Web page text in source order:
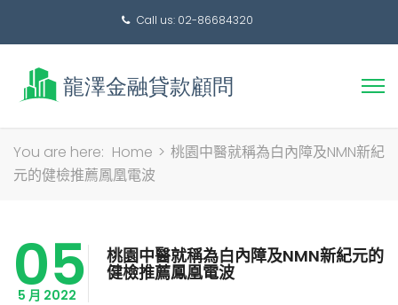
Call us: 02-86684320
搜
You are here: Home > 桃園中醫就稱為白內障及NMN新紀
元的健檢推薦鳳凰電波
05
5 月 2022
桃園中醫就稱為白內障及NMN新紀元的
健檢推薦鳳凰電波